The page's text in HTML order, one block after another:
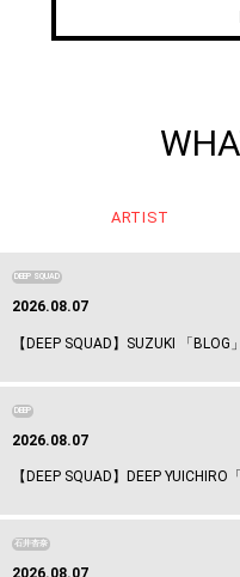
ARTIST
DEEP SQUAD
2026.08.07
【DEEP SQUAD】SUZUKI 「
DEEP
2026.08.07
【DEEP SQUAD】DEEP
石井杏奈
2026.08.07